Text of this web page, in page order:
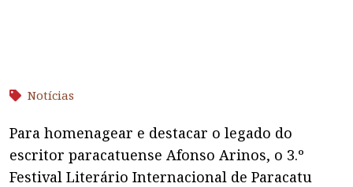
Notícias
Para homenagear e destacar o legado do
escritor paracatuense Afonso Arinos, o 3.º
Festival Literário Internacional de Paracatu